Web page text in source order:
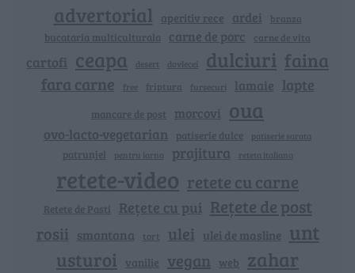
advertorial aperitiv rece ardei branza
bucataria multiculturala carne de porc carne de vita
cartofi ceapa desert dovlecei dulciuri faina
fara carne free friptura fursecuri lamaie lapte
mancare de post morcovi oua
ovo-lacto-vegetarian patiserie dulce patiserie sarata
patrunjel pentru iarna prajitura reteta italiana
retete-video retete cu carne
Retete de Pasti Rețete cu pui Rețete de post
rosii smantana tort ulei ulei de masline unt
usturoi vanilie vegan web zahar